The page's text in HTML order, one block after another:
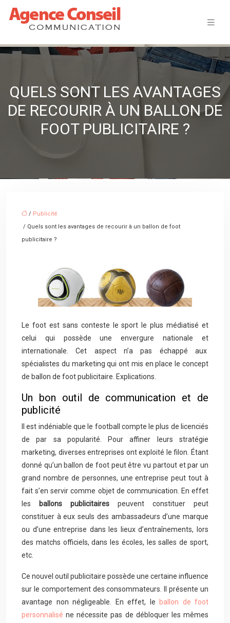
QUELS SONT LES AVANTAGES
DE RECOURIR À UN BALLON DE
FOOT PUBLICITAIRE ?
/ Publicité
/ Quels sont les avantages de recourir à un ballon de foot
publicitaire ?
Le foot est sans conteste le sport le plus médiatisé et
celui qui possède une envergure nationale et
internationale. Cet aspect n’a pas échappé aux
spécialistes du marketing qui ont mis en place le concept
de ballon de foot publicitaire. Explications.
Un bon outil de communication et de
publicité
Il est indéniable que le football compte le plus de licenciés
de par sa popularité. Pour affiner leurs stratégie
marketing, diverses entreprises ont exploité le filon. Étant
donné qu’un ballon de foot peut être vu partout et par un
grand nombre de personnes, une entreprise peut tout à
fait s’en servir comme objet de communication. En effet
les
ballons publicitaires peuvent constituer peut
constituer à eux seuls des ambassadeurs d’une marque
ou d’une entreprise dans les lieux d’entraînements, lors
des matchs officiels, dans les écoles, les salles de sport,
etc.
Ce nouvel outil publicitaire possède une certaine influence
sur le comportement des consommateurs. Il présente un
avantage non négligeable. En effet, le
ballon de foot
personnalisé ne nécessite pas de débloquer les mêmes